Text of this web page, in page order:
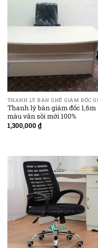
Thanh lý bàn giám đốc 1,6m
màu vân sồi mới 100%
1,300,000₫